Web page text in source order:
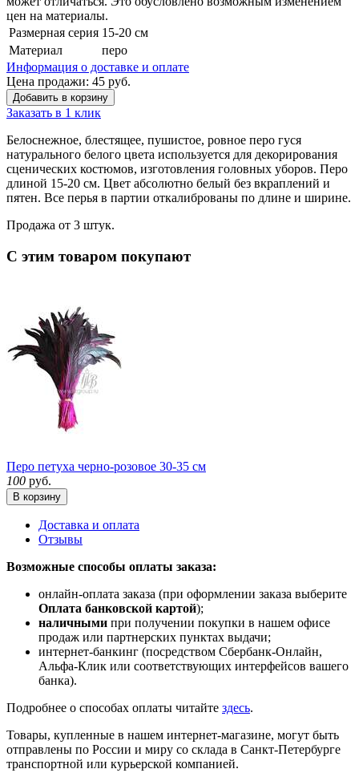
цен на материалы.
Размерная серия 15-20 см
Материал
перо
Информация о доставке и оплате
Цена продажи: 45 руб.
Добавить в корзину
Заказать в 1 клик
Белоснежное, блестящее, пушистое, ровное перо гуся
натурального белого цвета используется для декорирования
сценических костюмов, изготовления головных уборов. Перо
длиной 15-20 см. Цвет абсолютно белый без вкраплений и
пятен. Все перья в партии откалиброваны по длине и ширине.
Продажа от 3 штук.
С этим товаром покупают
Перо петуха черно-розовое 30-35 см
100 руб.
В корзину
Доставка и оплата
Отзывы
Возможные способы оплаты заказа:
онлайн-оплата заказа (при оформлении заказа выберите
Оплата банковской картой);
наличными при получении покупки в нашем офисе
продаж или партнерских пунктах выдачи;
интернет-банкинг (посредством Сбербанк-Онлайн,
Альфа-Клик или соответствующих интерфейсов вашего
банка).
Подробнее о способах оплаты читайте здесь.
Товары, купленные в нашем интернет-магазине, могут быть
отправлены по России и миру со склада в Санкт-Петербурге
транспортной или курьерской компанией.